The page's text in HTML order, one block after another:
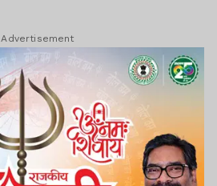
Advertisement